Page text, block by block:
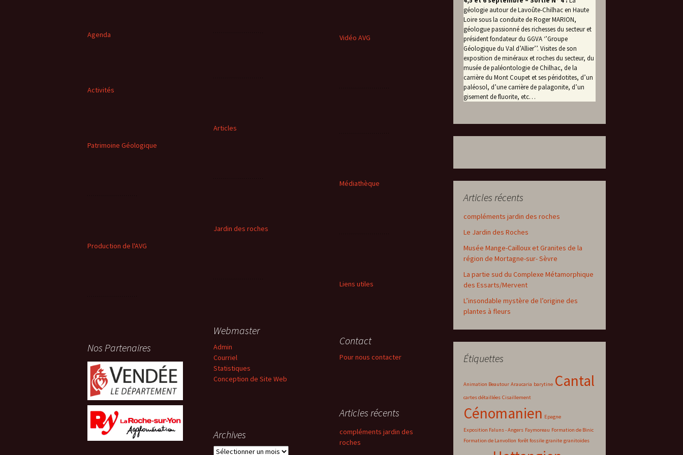
géologie autour de Lavoûte-Chilhac en Haute
Loire sous la conduite de Roger MARION,
géologue passionné des richesses du secteur et
président fondateur du GGVA ‘’Groupe
Géologique du Val d’Allier’’. Visites de son
exposition de minéraux et roches du secteur, du
musée de paléontologie de Chilhac, de la
carrière du Mont Coupet et ses péridotites, d’un
paléosol, d’une carrière de palagonite, d’un
gisement de fluorite, etc…
Articles récents
compléments jardin des roches
Le Jardin des Roches
Musée Mange-Cailloux et Granites de la
région de Mortagne-sur- Sèvre
La partie sud du Complexe Métamorphique
des Essarts/Mervent
L’insondable mystère de l’origine des
plantes à fleurs
Étiquettes
Animation Beautour Araucaria barytine Cantal
cartes détaillées Cisaillement
Cénomanien Epagne
Exposition Faluns - Angers Faymoreau Formation de Binic
Formation de Lanvollon forêt fossile granite granitoïdes
Agenda Vidéo AVG
Activités
Articles
Patrimoine Géologique
Médiathèque
Jardin des roches
Production de l'AVG
Liens utiles
Webmaster
Admin
Courriel
Statistiques
Conception de Site Web
Contact
Pour nous contacter
Nos Partenaires
Articles récents
compléments jardin des
roches
Archives
Archives